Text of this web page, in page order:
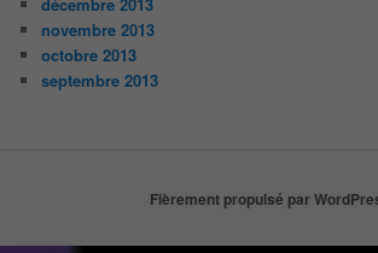
novembre 2013
octobre 2013
septembre 2013
Fièrement propulsé par